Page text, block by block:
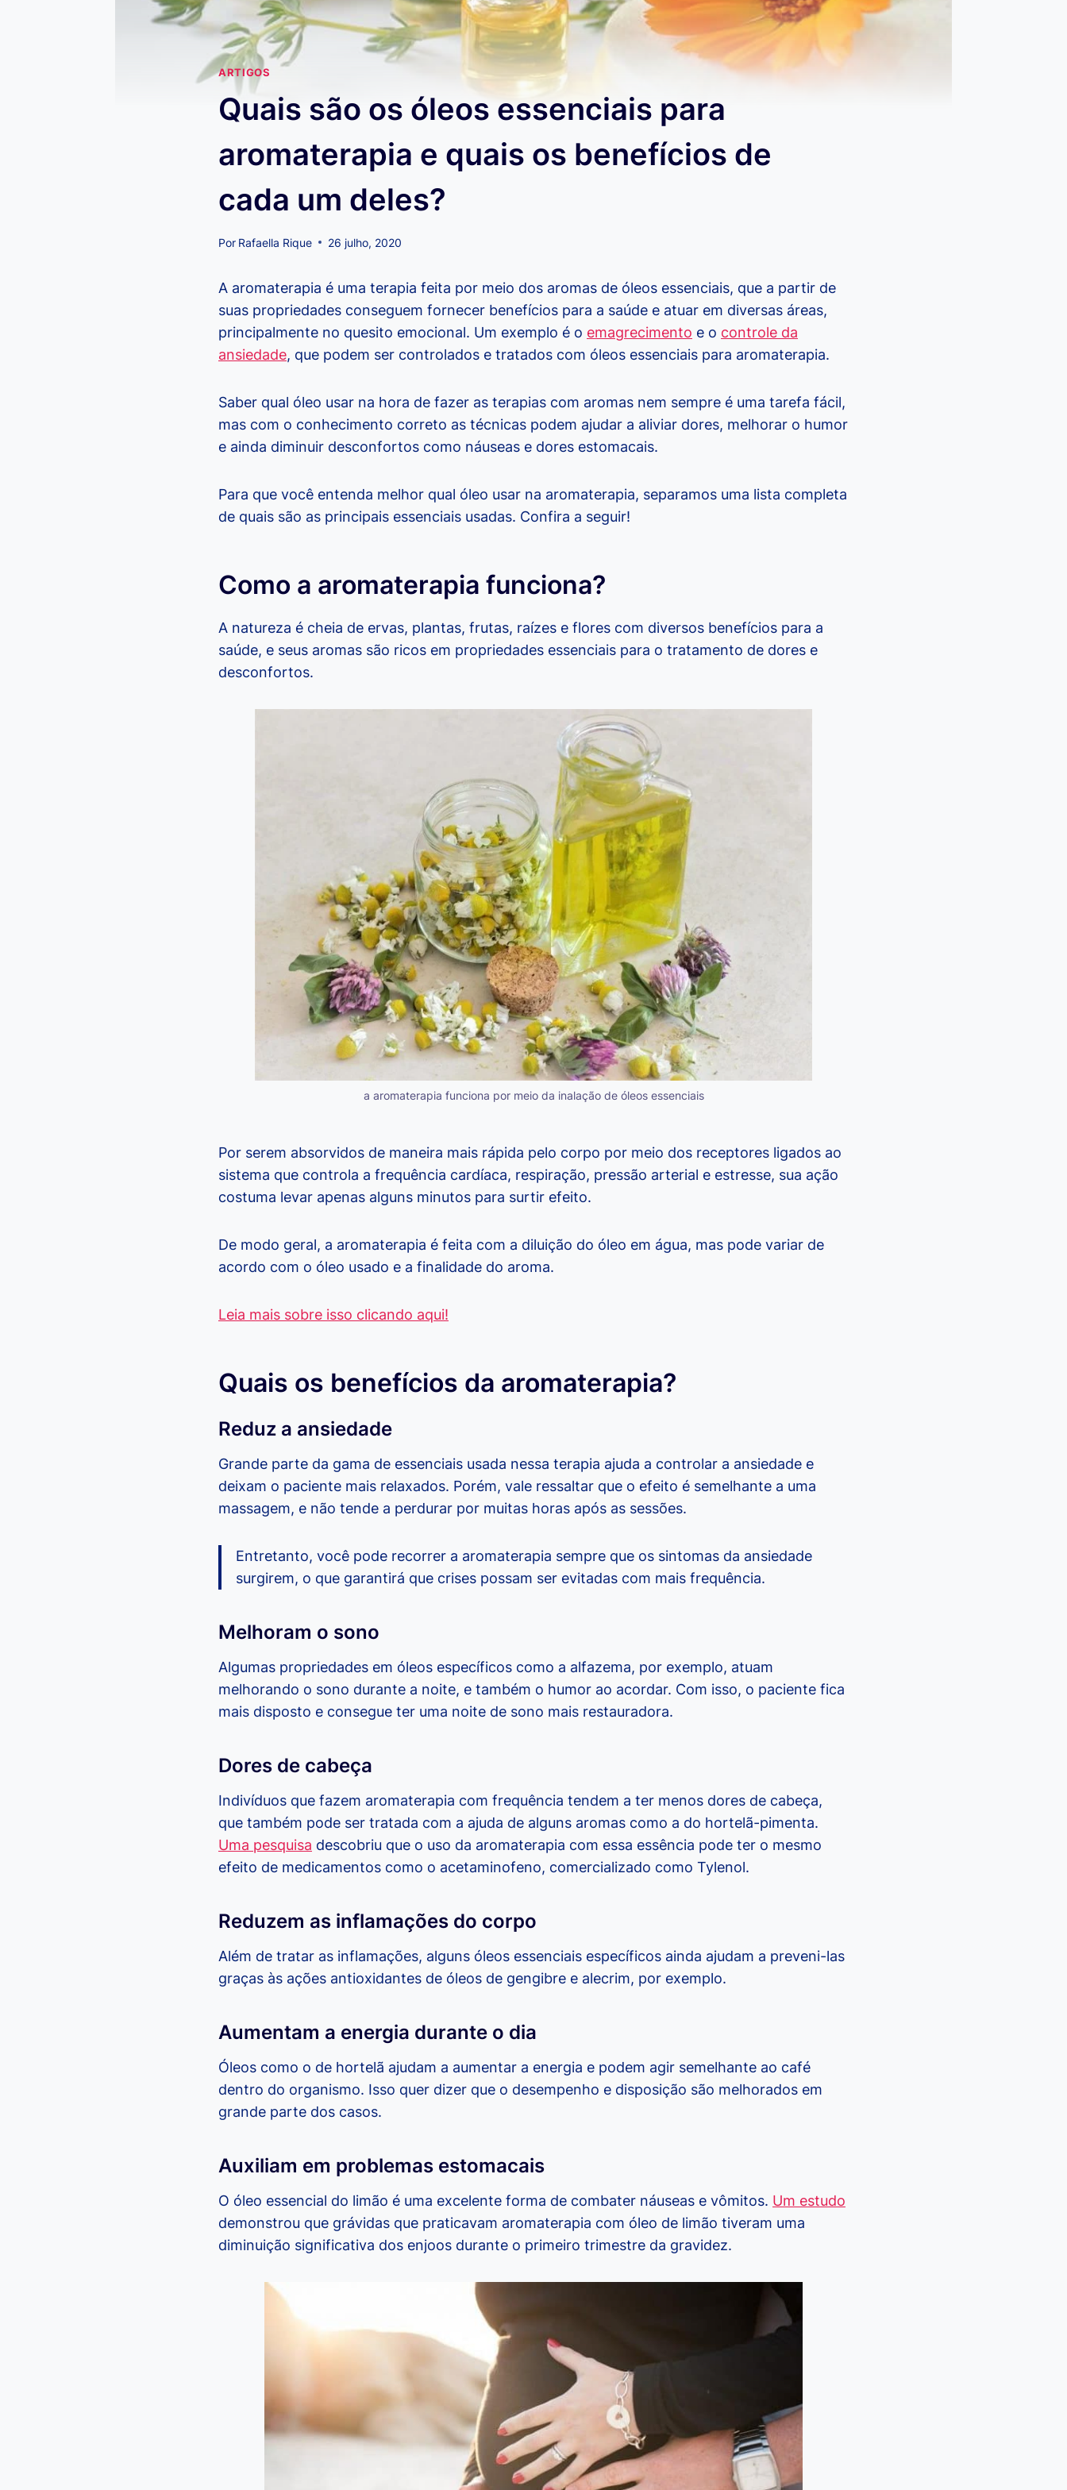
ARTIGOS
Quais são os óleos essenciais para
aromaterapia e quais os benefícios de
cada um deles?
Por Rafaella Rique 26 julho, 2020
A aromaterapia é uma terapia feita por meio dos aromas de óleos essenciais, que a partir de
suas propriedades conseguem fornecer benefícios para a saúde e atuar em diversas áreas,
principalmente no quesito emocional. Um exemplo é o emagrecimento e o controle da
ansiedade, que podem ser controlados e tratados com óleos essenciais para aromaterapia.
Saber qual óleo usar na hora de fazer as terapias com aromas nem sempre é uma tarefa fácil,
mas com o conhecimento correto as técnicas podem ajudar a aliviar dores, melhorar o humor
e ainda diminuir desconfortos como náuseas e dores estomacais.
Para que você entenda melhor qual óleo usar na aromaterapia, separamos uma lista completa
de quais são as principais essenciais usadas. Confira a seguir!
Como a aromaterapia funciona?
A natureza é cheia de ervas, plantas, frutas, raízes e flores com diversos benefícios para a
saúde, e seus aromas são ricos em propriedades essenciais para o tratamento de dores e
desconfortos.
a aromaterapia funciona por meio da inalação de óleos essenciais
Por serem absorvidos de maneira mais rápida pelo corpo por meio dos receptores ligados ao
sistema que controla a frequência cardíaca, respiração, pressão arterial e estresse, sua ação
costuma levar apenas alguns minutos para surtir efeito.
De modo geral, a aromaterapia é feita com a diluição do óleo em água, mas pode variar de
acordo com o óleo usado e a finalidade do aroma.
Leia mais sobre isso clicando aqui!
Quais os benefícios da aromaterapia?
Reduz a ansiedade
Grande parte da gama de essenciais usada nessa terapia ajuda a controlar a ansiedade e
deixam o paciente mais relaxados. Porém, vale ressaltar que o efeito é semelhante a uma
massagem, e não tende a perdurar por muitas horas após as sessões.
Entretanto, você pode recorrer a aromaterapia sempre que os sintomas da ansiedade
surgirem, o que garantirá que crises possam ser evitadas com mais frequência.
Melhoram o sono
Algumas propriedades em óleos específicos como a alfazema, por exemplo, atuam
melhorando o sono durante a noite, e também o humor ao acordar. Com isso, o paciente fica
mais disposto e consegue ter uma noite de sono mais restauradora.
Dores de cabeça
Indivíduos que fazem aromaterapia com frequência tendem a ter menos dores de cabeça,
que também pode ser tratada com a ajuda de alguns aromas como a do hortelã-pimenta.
Uma pesquisa descobriu que o uso da aromaterapia com essa essência pode ter o mesmo
efeito de medicamentos como o acetaminofeno, comercializado como Tylenol.
Reduzem as inflamações do corpo
Além de tratar as inflamações, alguns óleos essenciais específicos ainda ajudam a preveni-las
graças às ações antioxidantes de óleos de gengibre e alecrim, por exemplo.
Aumentam a energia durante o dia
Óleos como o de hortelã ajudam a aumentar a energia e podem agir semelhante ao café
dentro do organismo. Isso quer dizer que o desempenho e disposição são melhorados em
grande parte dos casos.
Auxiliam em problemas estomacais
O óleo essencial do limão é uma excelente forma de combater náuseas e vômitos. Um estudo
demonstrou que grávidas que praticavam aromaterapia com óleo de limão tiveram uma
diminuição significativa dos enjoos durante o primeiro trimestre da gravidez.